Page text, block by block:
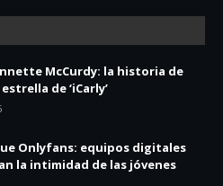
McCurdy: la historia de
de ‘iCarly’
Onlyfans: equipos digitales
la intimidad de las jóvenes